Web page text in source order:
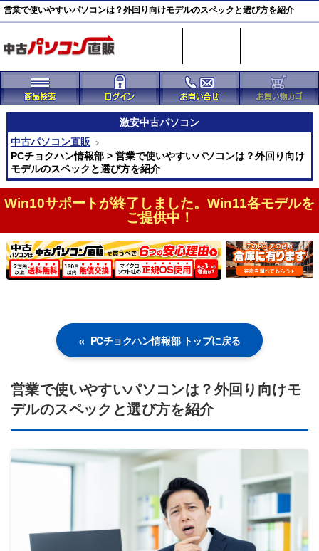
営業で使いやすいパソコンは？外回り向けモデルのスペックと選び方を紹介
激安中古パソコン
中古パソコン直販
PCチョクハン情報部 > 営業で使いやすいパソコンは？外回り向け
モデルのスペックと選び方を紹介
Win10サポートが終了しました。Win11各モデルを
ご提供中！
PCチョクハン情報部 トップに戻る
営業で使いやすいパソコンは？外回り向けモ
デルのスペックと選び方を紹介